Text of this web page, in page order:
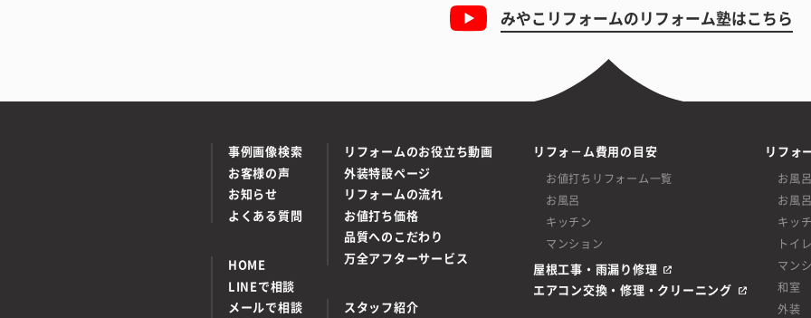
みやこリフォームのリフォーム塾はこちら
事例画像検索
お客様の声
お知らせ
よくある質問
HOME
LINEで相談
メールで相談
リフォームのお役立ち動画
外装特設ページ
リフォームの流れ
お値打ち価格
品質へのこだわり
万全アフターサービス
スタッフ紹介
リフォ－ム費用の目安
お値打ちリフォーム一覧
お風呂
キッチン
マンション
屋根工事・雨漏り修理
エアコン交換・修理・クリーニング
リフォ
お風
お風
キッ
トイ
マン
和室
外装